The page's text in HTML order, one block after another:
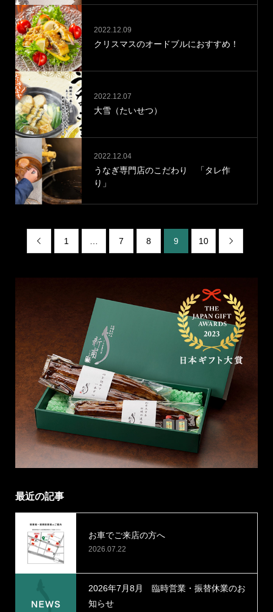
2022.12.09
クリスマスのオードブルにおすすめ！
2022.12.07
大雪（たいせつ）
2022.12.04
うなぎ専門店のこだわり 「タレ作
り」
 1 7 8 9 10 
最近の記事
お車でご来店の方へ
2026.07.22
2026年7月8月 臨時営業・振替休業のお
知らせ